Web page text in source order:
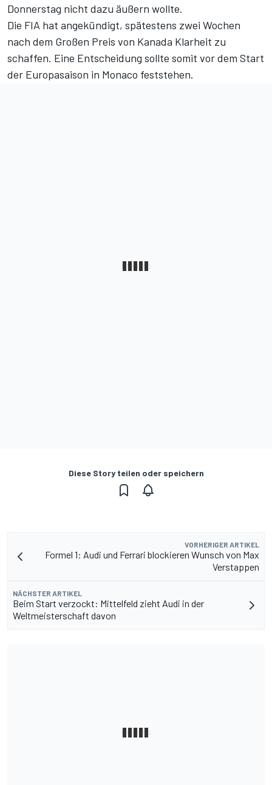
Donnerstag nicht dazu äußern wollte.
Die FIA hat angekündigt, spätestens zwei Wochen
nach dem Großen Preis von Kanada Klarheit zu
schaffen. Eine Entscheidung sollte somit vordem Start
der Europasaison in Monaco feststehen.
Diese Story teilen oder speichern
VORHERIGER ARTIKEL
Formel 1: Audi und Ferrari blockieren Wunsch von Max
Verstappen
NÄCHSTER ARTIKEL
Beim Start verzockt: Mittelfeld zieht Audi in der
Weltmeisterschaft davon